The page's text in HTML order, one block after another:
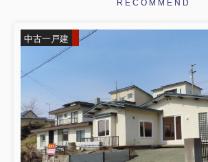
RECOMMEND
中古一戸建